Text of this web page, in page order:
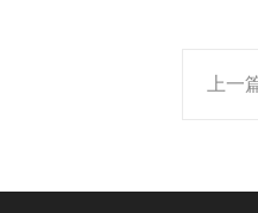
上一